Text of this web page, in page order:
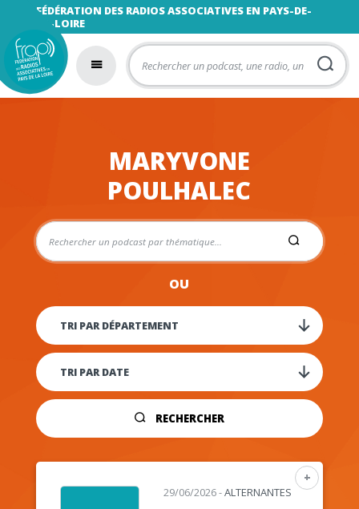
FÉDÉRATION DES RADIOS ASSOCIATIVES EN PAYS-DE-
LA-LOIRE
MARYVONE
POULHALEC
OU
RECHERCHER
+
29/06/2026-ALTERNANTES